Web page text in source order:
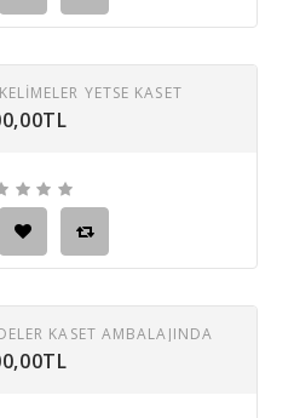
YETSE KASET
KASET AMBALAJINDA